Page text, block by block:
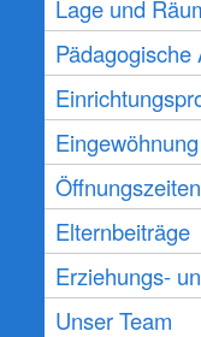
Lage und
Pädagogische
Eingewöhnung
Öffnungszeiten
Elternbeiträge
Erziehungs-
Unser Team